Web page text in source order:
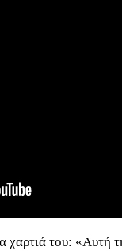
χαρτιά του: